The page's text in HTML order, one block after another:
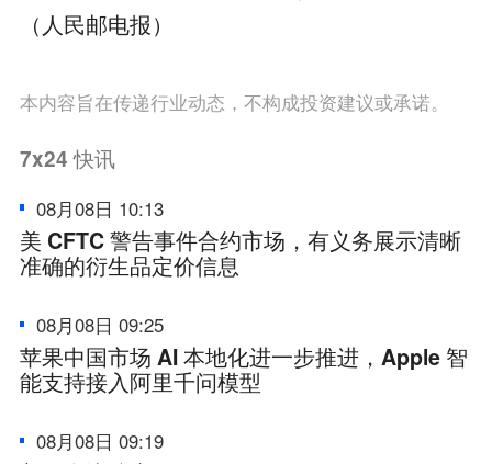
（人民邮电报）
本内容旨在传递行业动态，不构成投资建议或承诺。
7x24快讯
08月08日 10:13
美 CFTC 警告事件合约市场，有义务展示清晰
准确的衍生品定价信息
08月08日 09:25
苹果中国市场 AI 本地化进一步推进，Apple 智
能支持接入阿里千问模型
08月08日 09:19